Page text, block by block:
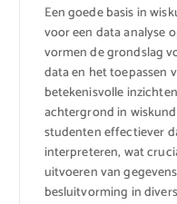
Een goede basis in
voor een data analyse
vormen de grondslag
data en het toepassen
betekenisvolle
achtergrond in
studenten effectiever
interpreteren, wat
uitvoeren van
besluitvorming in